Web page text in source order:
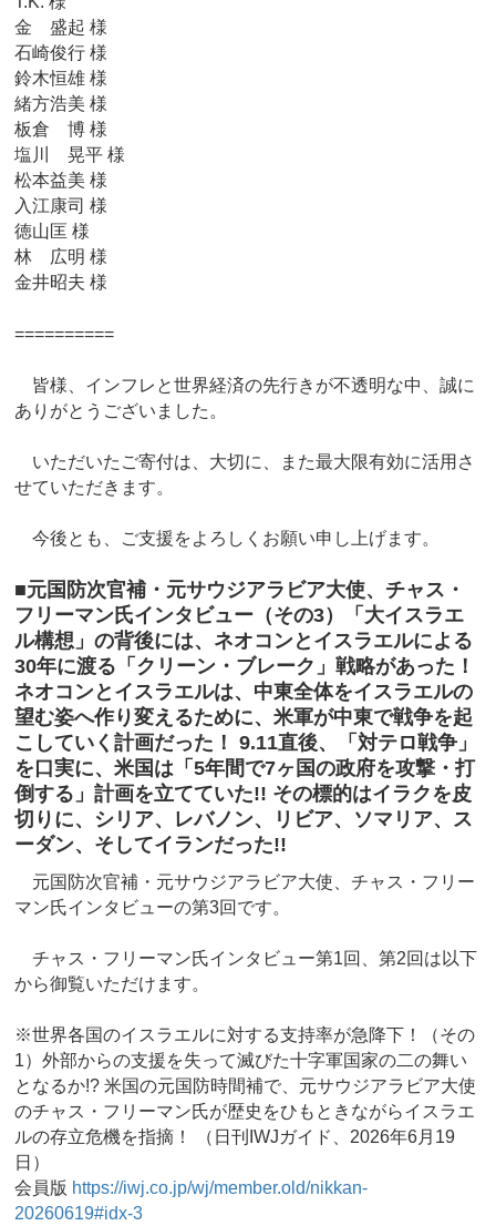
金 盛起 様
石崎俊行 様
鈴木恒雄 様
緒方浩美 様
板倉 博 様
塩川 晃平 様
松本益美 様
入江康司 様
徳山匡 様
林 広明 様
金井昭夫 様
==========
皆様、インフレと世界経済の先行きが不透明な中、誠に
ありがとうございました。
いただいたご寄付は、大切に、また最大限有効に活用さ
せていただきます。
今後とも、ご支援をよろしくお願い申し上げます。
■元国防次官補・元サウジアラビア大使、チャス・
フリーマン氏インタビュー（その3）「大イスラエ
ル構想」の背後には、ネオコンとイスラエルによる
30年に渡る「クリーン・ブレーク」戦略があった！
ネオコンとイスラエルは、中東全体をイスラエルの
望む姿へ作り変えるために、米軍が中東で戦争を起
こしていく計画だった！ 9.11直後、「対テロ戦争」
を口実に、米国は「5年間で7ヶ国の政府を攻撃・打
倒する」計画を立てていた!! その標的はイラクを皮
切りに、シリア、レバノン、リビア、ソマリア、ス
ーダン、そしてイランだった!!
元国防次官補・元サウジアラビア大使、チャス・フリー
マン氏インタビューの第3回です。
チャス・フリーマン氏インタビュー第1回、第2回は以下
から御覧いただけます。
※世界各国のイスラエルに対する支持率が急降下！（その
1）外部からの支援を失って滅びた十字軍国家の二の舞い
となるか!? 米国の元国防時間補で、元サウジアラビア大使
のチャス・フリーマン氏が歴史をひもときながらイスラエ
ルの存立危機を指摘！ （日刊IWJガイド、2026年6月19
日）
会員版 https://iwj.co.jp/wj/member.old/nikkan-
20260619#idx-3